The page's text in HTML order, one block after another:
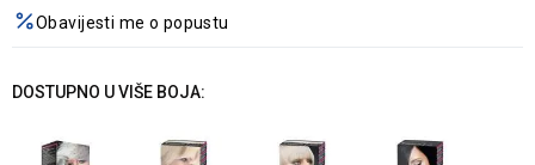
Obavijesti me o popustu
DOSTUPNO U VIŠE BOJA: